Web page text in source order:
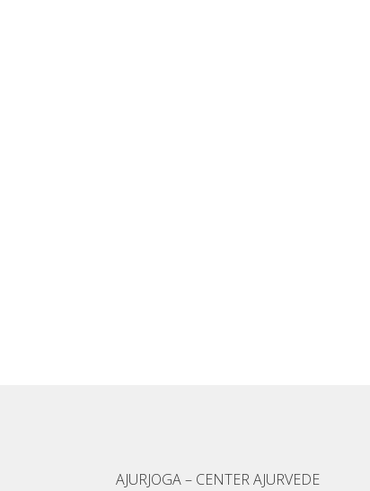
AJURJOGA – CENTER AJURVEDE